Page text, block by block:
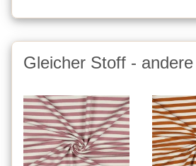
Gleicher Stoff -